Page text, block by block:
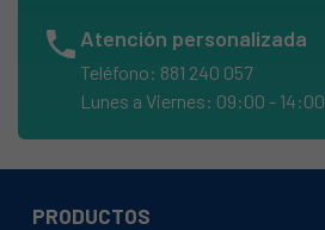
phone Atención personalizada
Teléfono: 881 240 057
Lunes a Viernes: 09:00 - 14:00
PRODUCTOS